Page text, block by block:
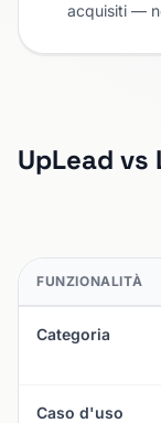
acquisiti —
UpLead
FUNZIONALITÀ
Categoria
Caso d'uso